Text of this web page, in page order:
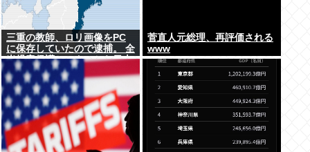
三重の教師、ロリ画像をPC
に保存していたので逮捕。 全
米児童保護センターから日本
の警察庁に通報が来る。
菅直人元総理、再評価される
www